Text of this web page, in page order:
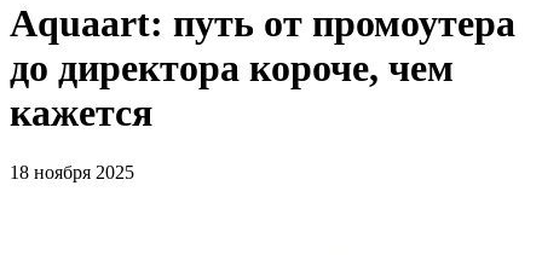
Aquaart: путь от промоутера
до директора короче, чем
кажется
18 ноября 2025